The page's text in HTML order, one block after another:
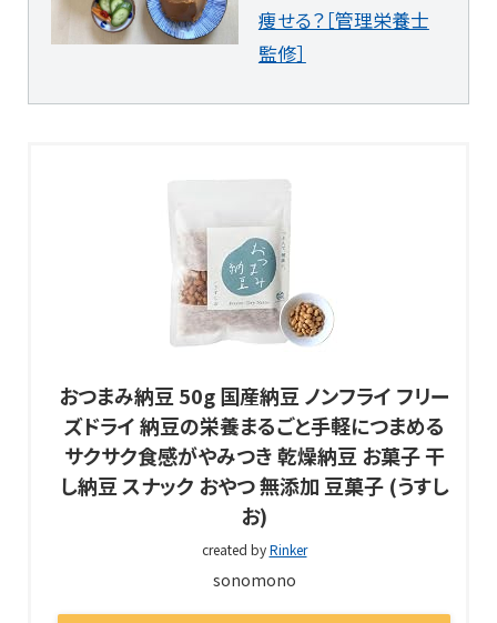
痩せる？［管理栄養士
監修］
おつまみ納豆 50g 国産納豆 ノンフライ フリー
ズドライ 納豆の栄養まるごと手軽につまめる
サクサク食感がやみつき 乾燥納豆 お菓子 干
し納豆 スナック おやつ 無添加 豆菓子 (うすし
お)
created byRinker
sonomono